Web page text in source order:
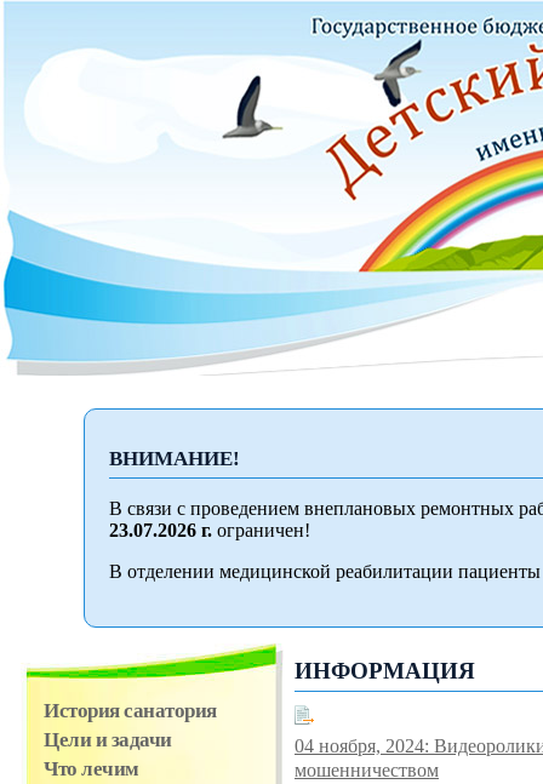
ВНИМАНИЕ!
В связи с проведением внеплановых ремонтных
23.07.2026 г. ограничен!
В отделении медицинской реабилитации
История санатория
Цели и задачи
Что лечим
ИНФОРМАЦИЯ
04 ноября, 2024:
мошенничеством